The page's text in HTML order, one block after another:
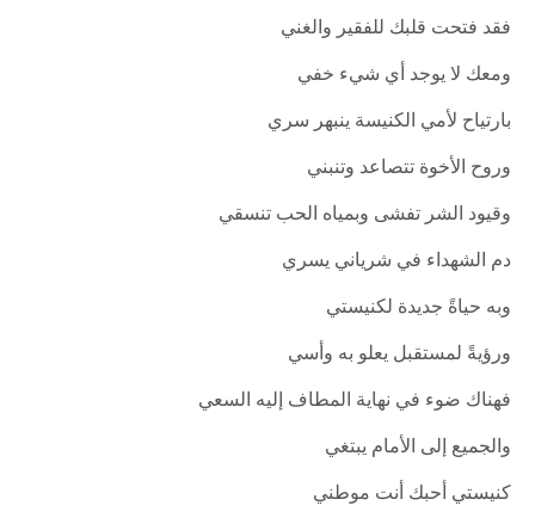
فقد فتحت قلبك للفقير والغني
ومعك لا يوجد أي شيء خفي
بارتياح لأمي الكنيسة ينبهر سري
وروح الأخوة تتصاعد وتنبني
وقيود الشر تفشى وبمياه الحب تنسقي
دم الشهداء في شرياني يسري
وبه حياةً جديدة لكنيستي
ورؤيةً لمستقبل يعلو به وأسي
فهناك ضوء في نهاية المطاف إليه السعي
والجميع إلى الأمام يبتغي
كنيستي أحبك أنت موطني